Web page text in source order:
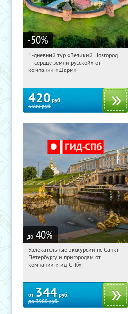
-50%
07:57:59 Купили:22
Достоевская
1-дневный тур «Великий Новгород
— сердце земли русской» от
компании «Шарм»
420 руб.
3300руб.
до 40%
07:57:59 Купили:143
Горьковская
Увлекательные экскурсии по Санкт-
Петербургу и пригородам от
компании «Гид-СПб»
от 344 руб.
до3985руб.